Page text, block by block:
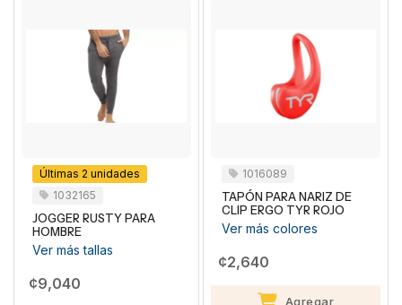
Últimas 2 unidades
1032165
JOGGER RUSTY PARA
HOMBRE
Ver más tallas
¢9,040
1016089
TAPÓN PARA NARIZ DE
CLIP ERGO TYR ROJO
Ver más colores
¢2,640
Agregar